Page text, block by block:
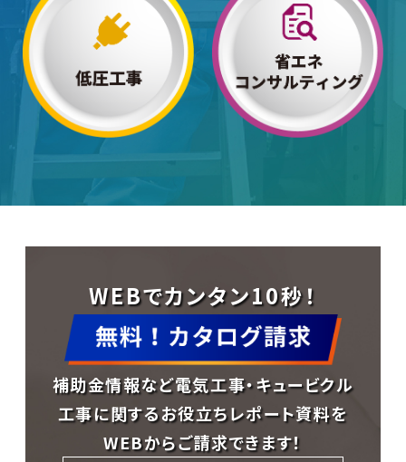
WEBでカンタン10秒！
補助金情報など電気工事・キュービクル
工事に関するお役立ちレポート資料を
WEBからご請求できます！